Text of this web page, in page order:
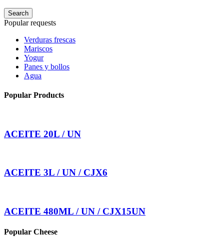
Search
Popular requests
Verduras frescas
Mariscos
Yogur
Panes y bollos
Agua
Popular Products
ACEITE 20L / UN
ACEITE 3L / UN / CJX6
ACEITE 480ML / UN / CJX15UN
Popular Cheese